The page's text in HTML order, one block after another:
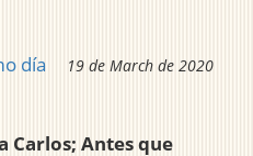
día
19 de March de 2020
Carlos; Antes que